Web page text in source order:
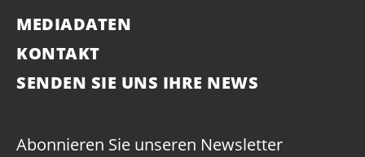
MEDIADATEN
KONTAKT
SENDEN SIE UNS IHRE NEWS
Abonnieren Sie unseren Newsletter